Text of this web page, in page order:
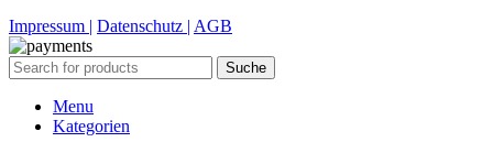
Impressum | Datenschutz | AGB
Suche
Menu
Kategorien